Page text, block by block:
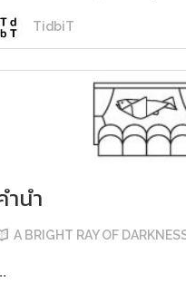
O o" ... แบบใช้โควต้ากินโซเดี
องหาผักนึ่ง ...
TidbiT
ำนำ
A BRIGHT RAY OF DARKNESS